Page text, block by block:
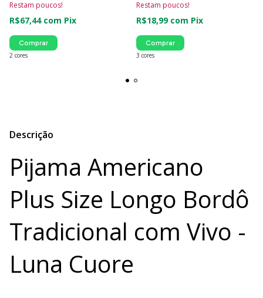
R$67,44 com Pix
Restam poucos!
2 cores
Comprar
R$18,99 com Pix
Restam poucos!
3 cores
Comprar
Descrição
Pijama Americano
Plus Size Longo Bordô
Tradicional com Vivo -
Luna Cuore